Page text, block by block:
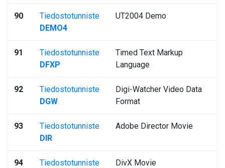
90
Tiedostotunniste
DEMO4
UT2004 Demo
91
Tiedostotunniste
DFXP
Timed Text Markup
Language
92
Tiedostotunniste
DGW
Digi-Watcher Video Data
Format
93
Tiedostotunniste
DIR
Adobe Director Movie
94
Tiedostotunniste
DivX Movie